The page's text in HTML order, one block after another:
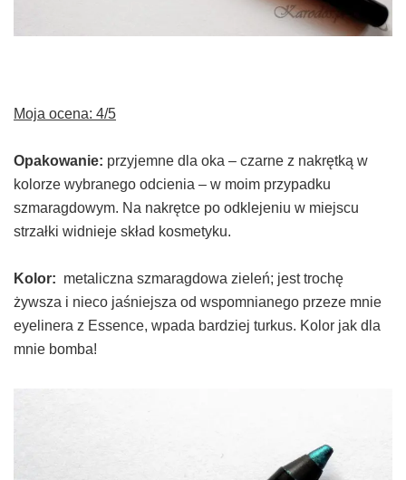
Moja ocena: 4/5
Opakowanie: przyjemne dla oka – czarne z nakrętką w
kolorze wybranego odcienia – w moim przypadku
szmaragdowym. Na nakrętce po odklejeniu w miejscu
strzałki widnieje skład kosmetyku.
Kolor: metaliczna szmaragdowa zieleń; jest trochę
żywsza i nieco jaśniejsza od wspomnianego przeze mnie
eyelinera z Essence, wpada bardziej turkus. Kolor jak dla
mnie bomba!